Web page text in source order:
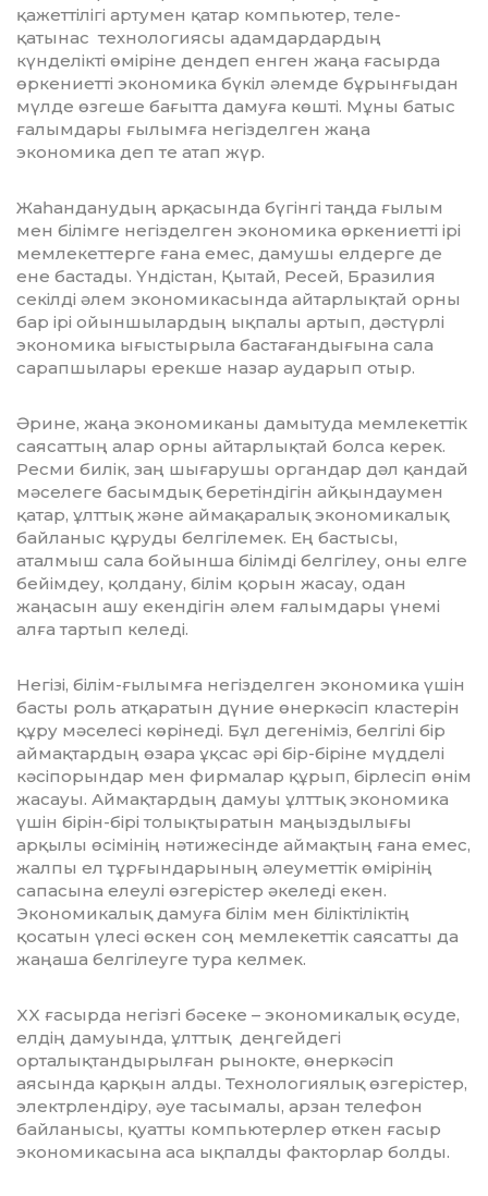
қажеттілігі артумен қатар компьютер, теле-
қатынас технологиясы адамдардардың
күнделікті өміріне дендеп енген жаңа ғасырда
өркениетті экономика бүкіл әлемде бұрынғыдан
мүлде өзгеше бағытта дамуға көшті. Мұны батыс
ғалымдары ғылымға негіз­делген жаңа
экономика деп те атап жүр.
Жаһанданудың арқасында бүгінгі таңда ғылым
мен білімге негізделген экономика өркениетті ірі
мемлекеттерге ғана емес, дамушы елдерге де
ене бастады. Үндістан, Қытай, Ресей, Бразилия
секілді әлем экономикасында айтарлықтай орны
бар ірі ойыншылардың ықпалы артып, дәстүрлі
экономика ығыстырыла бас­тағандығына сала
сарапшылары ерекше назар аударып отыр.
Әрине, жаңа экономиканы дамытуда мемлекеттік
саясаттың алар орны айтар­лықтай болса керек.
Ресми билік, заң шығарушы органдар дәл қандай
мәселеге басымдық беретіндігін айқындаумен
қатар, ұлттық және аймақаралық эконо­микалық
байланыс құруды белгілемек. Ең бастысы,
аталмыш сала бойынша бі­лім­ді белгілеу, оны елге
бейімдеу, қолдану, білім қорын жасау, одан
жаңасын ашу екендігін әлем ғалымдары үнемі
алға тартып келеді.
Негізі, білім-ғылымға негізделген экономика үшін
басты роль атқаратын дүние өнеркәсіп кластерін
құру мәселесі көрінеді. Бұл дегеніміз, белгілі бір
аймақ­тардың өзара ұқсас әрі бір-біріне мүдделі
кәсіпорындар мен фирмалар құрып, бірлесіп өнім
жасауы. Аймақтардың дамуы ұлттық экономика
үшін бірін-бірі толықтыратын маңыздылығы
арқылы өсімінің нәтижесінде аймақтың ғана емес,
жалпы ел тұрғындарының әлеу­меттік өмірінің
сапасына елеулі өзгерістер әке­леді екен.
Экономикалық дамуға білім мен біліктіліктің
қосатын үлесі өскен соң мемлекеттік саясатты да
жаңаша белгі­леуге тура келмек.
XX ғасырда негізгі бәсеке – экономи­калық өсуде,
елдің дамуында, ұлттық дең­гейдегі
орталықтандырылған рынокте, өнеркәсіп
аясында қарқын алды. Техноло­гиялық өзгерістер,
электрлендіру, әуе тасымалы, арзан телефон
байланысы, қуатты компьютерлер өткен ғасыр
экономикасына аса ықпалды факторлар болды.